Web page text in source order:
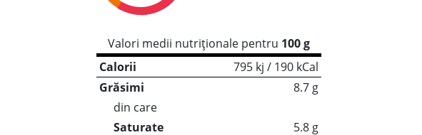
Valori medii nutriționale pentru 100 g
Calorii
795 kj / 190 kCal
Grăsimi
8.7 g
din care
Saturate
5.8 g